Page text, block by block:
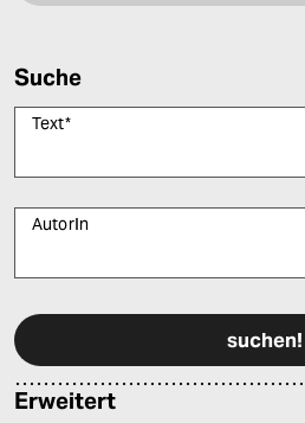
Suche
Text*
AutorIn
Erweitert